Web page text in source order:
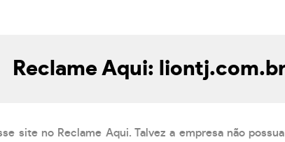
Reclame Aqui:
site no Reclame Aqui. Talvez a empresa não